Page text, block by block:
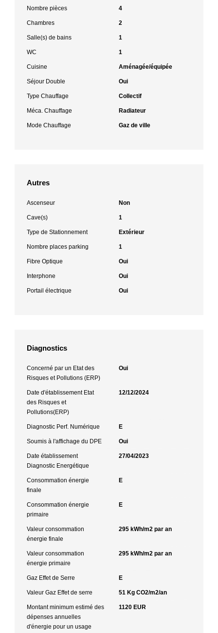
Nombre pièces 4
Chambres 2
Salle(s) de bains 1
WC 1
Cuisine Aménagée/équipée
Séjour Double Oui
Type Chauffage Collectif
Méca. Chauffage Radiateur
Mode Chauffage Gaz de ville
Autres
Ascenseur Non
Cave(s) 1
Type de Stationnement Extérieur
Nombre places parking 1
Fibre Optique Oui
Interphone Oui
Portail électrique Oui
Diagnostics
Concerné par un Etat des
Risques et Pollutions (ERP)
Oui
Date d'établissement Etat
des Risques et
Pollutions(ERP)
12/12/2024
Diagnostic Perf. Numérique E
Soumis à l'affichage du DPE Oui
Date établissement
Diagnostic Energétique
27/04/2023
Consommation énergie
finale
E
Consommation énergie
primaire
E
Valeur consommation
énergie finale
295 kWh/m2 par an
Valeur consommation
énergie primaire
295 kWh/m2 par an
Gaz Effet de Serre E
Valeur Gaz Effet de serre 51 Kg CO2/m2/an
Montant minimum estimé des
dépenses annuelles
d'énergie pour un usage
1120 EUR